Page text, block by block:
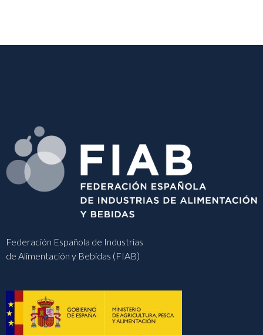
Federación Española de Industrias
de Alimentación y Bebidas (FIAB)